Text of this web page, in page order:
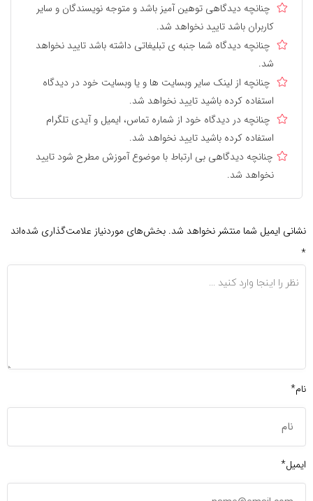
چنانچه دیدگاهی توهین آمیز باشد و متوجه نویسندگان و سایر
کاربران باشد تایید نخواهد شد.
چنانچه دیدگاه شما جنبه ی تبلیغاتی داشته باشد تایید نخواهد
شد.
چنانچه از لینک سایر وبسایت ها و یا وبسایت خود در دیدگاه
استفاده کرده باشید تایید نخواهد شد.
چنانچه در دیدگاه خود از شماره تماس، ایمیل و آیدی تلگرام
استفاده کرده باشید تایید نخواهد شد.
چنانچه دیدگاهی بی ارتباط با موضوع آموزش مطرح شود تایید
نخواهد شد.
نشانی ایمیل شما منتشر نخواهد شد. بخش‌های موردنیاز علامت‌گذاری شده‌اند
*
نام*
ایمیل*